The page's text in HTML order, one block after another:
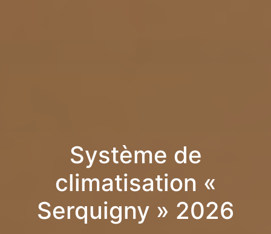
Système de
climatisation «
Serquigny » 2026